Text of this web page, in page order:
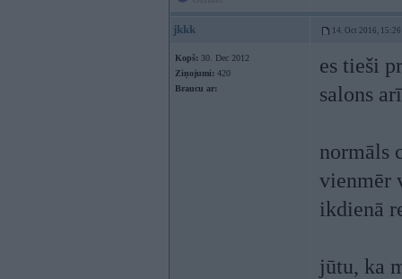
jkkk 14. Oct 2016, 15:26
Kopš: 30. Dec 2012
Ziņojumi: 420
Braucu ar:
es tieši
salons
normāls
vienmēr
ikdienā
jūtu, ka